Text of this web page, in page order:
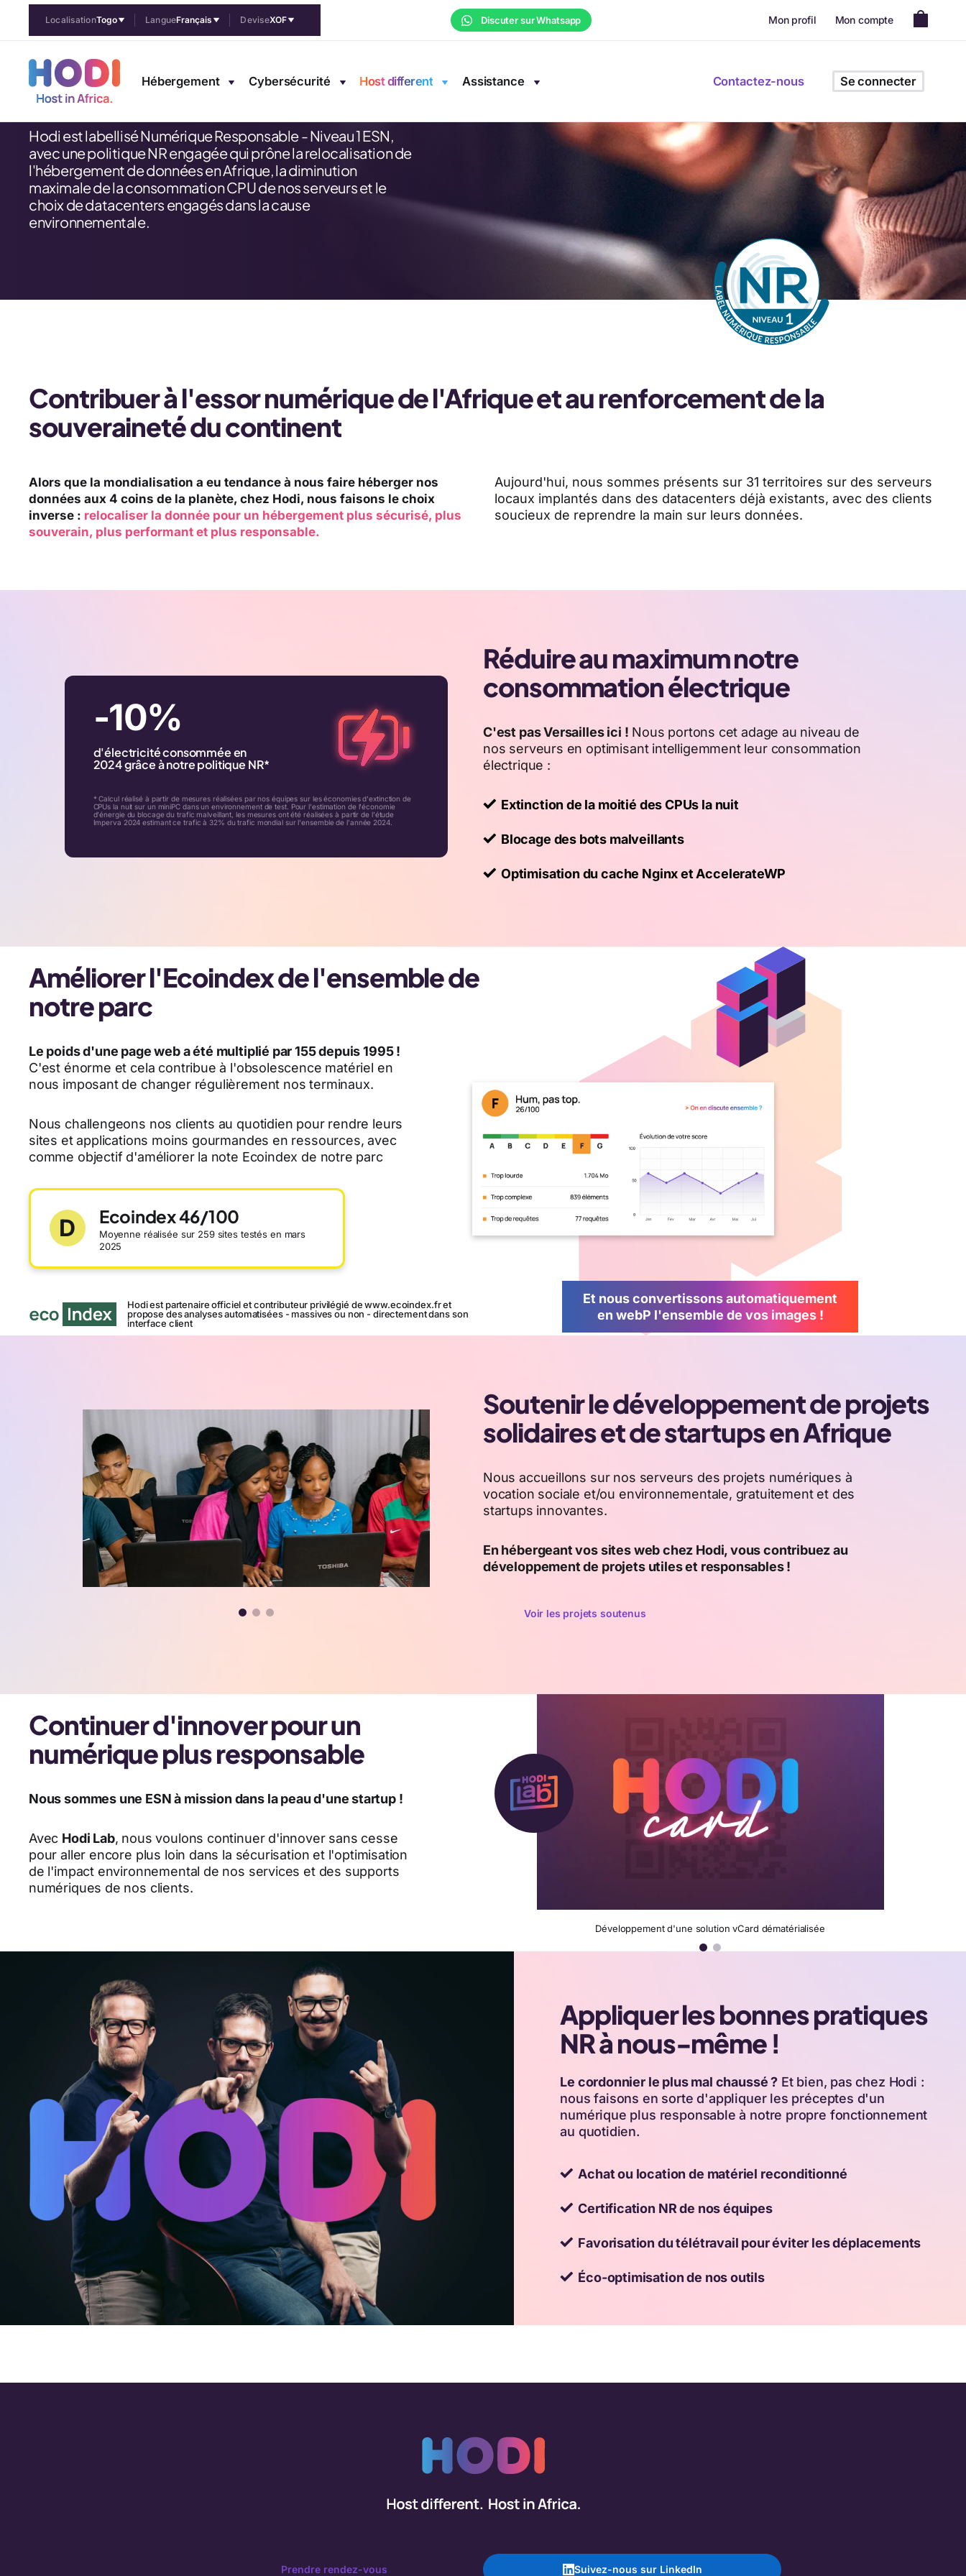
LocalisationTogo LangueFrançais DeviseXOF Discuter sur Whatsapp Mon profil Mon compte
Hébergement Cybersécurité Host different Assistance Contactez-nous Se connecter
Nos engagements NR
Hodi est labellisé Numérique Responsable - Niveau 1 ESN,
avec une politique NR engagée qui prône la relocalisation de
l'hébergement de données en Afrique, la diminution
maximale de la consommation CPU de nos serveurs et le
choix de datacenters engagés dans la cause
environnementale.
Contribuer à l'essor numérique de l'Afrique et au renforcement de la
souveraineté du continent
Alors que la mondialisation a eu tendance à nous faire héberger nos
données aux 4 coins de la planète, chez Hodi, nous faisons le choix
inverse : relocaliser la donnée pour un hébergement plus sécurisé, plus
souverain, plus performant et plus responsable.
Aujourd'hui, nous sommes présents sur 31 territoires sur des serveurs
locaux implantés dans des datacenters déjà existants, avec des clients
soucieux de reprendre la main sur leurs données.
-10%
d'électricité consommée en
2024 grâce à notre politique NR*
* Calcul réalisé à partir de mesures réalisées par nos équipes sur les économies d'extinction de
CPUs la nuit sur un miniPC dans un environnement de test. Pour l'estimation de l'économie
d'énergie du blocage du trafic malveillant, les mesures ont été réalisées à partir de l'étude
Imperva 2024 estimant ce trafic à 32% du trafic mondial sur l'ensemble de l'année 2024.
Réduire au maximum notre
consommation électrique
C'est pas Versailles ici ! Nous portons cet adage au niveau de
nos serveurs en optimisant intelligemment leur consommation
électrique :
Extinction de la moitié des CPUs la nuit
Blocage des bots malveillants
Optimisation du cache Nginx et AccelerateWP
Et nous convertissons automatiquement
en webP l'ensemble de vos images !
Améliorer l'Ecoindex de l'ensemble de
notre parc
Le poids d'une page web a été multiplié par 155 depuis 1995 !
C'est énorme et cela contribue à l'obsolescence matériel en
nous imposant de changer régulièrement nos terminaux.
Nous challengeons nos clients au quotidien pour rendre leurs
sites et applications moins gourmandes en ressources, avec
comme objectif d'améliorer la note Ecoindex de notre parc
D Ecoindex 46/100
Moyenne réalisée sur 259 sites testés en mars
2025
Hodi est partenaire officiel et contributeur privilégié de www.ecoindex.fr et
propose des analyses automatisées - massives ou non - directement dans son
interface client
Soutenir le développement de projets
solidaires et de startups en Afrique
Nous accueillons sur nos serveurs des projets numériques à
vocation sociale et/ou environnementale, gratuitement et des
startups innovantes.
En hébergeant vos sites web chez Hodi, vous contribuez au
développement de projets utiles et responsables !
Voir les projets soutenus
Développement d'une solution vCard dématérialisée
Continuer d'innover pour un
numérique plus responsable
Nous sommes une ESN à mission dans la peau d'une startup !
Avec Hodi Lab, nous voulons continuer d'innover sans cesse
pour aller encore plus loin dans la sécurisation et l'optimisation
de l'impact environnemental de nos services et des supports
numériques de nos clients.
Appliquer les bonnes pratiques
NR à nous-même !
Le cordonnier le plus mal chaussé ?Et bien, pas chez Hodi :
nous faisons en sorte d'appliquer les préceptes d'un
numérique plus responsable à notre propre fonctionnement
au quotidien.
Achat ou location de matériel reconditionné
Certification NR de nos équipes
Favorisation du télétravail pour éviter les déplacements
Éco-optimisation de nos outils
Prendre rendez-vous Suivez-nous sur LinkedIn